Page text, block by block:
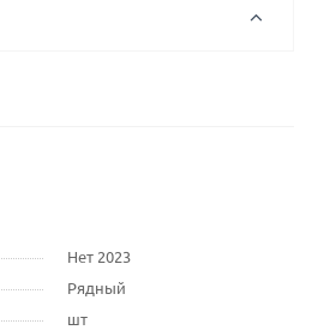
Нет 2023
Рядный
шт